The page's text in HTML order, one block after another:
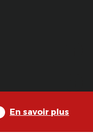
En savoir plus